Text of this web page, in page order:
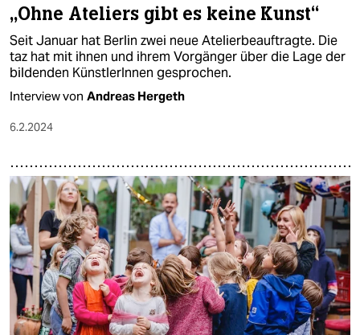
„Ohne Ateliers gibt es keine Kunst“
Seit Januar hat Berlin zwei neue Atelierbeauftragte. Die
taz hat mit ihnen und ihrem Vorgänger über die Lage der
bildenden Künst­le­rInnen gesprochen.
Interview von Andreas Hergeth
6.2.2024